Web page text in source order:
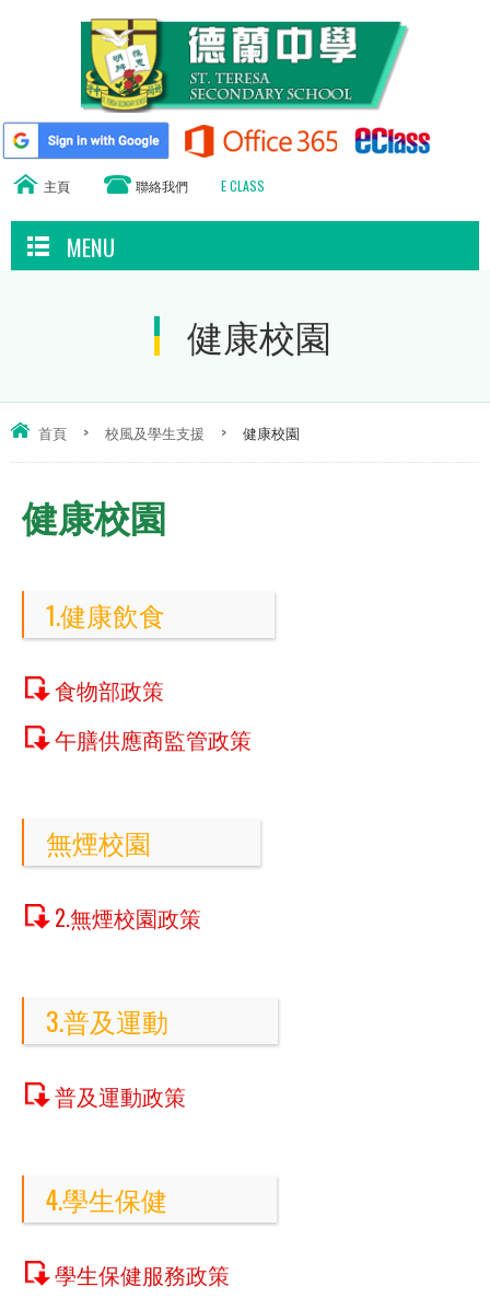
主頁 聯絡我們 E CLASS
MENU
健康校園
首頁 > 校風及學生支援 > 健康校園
健康校園
1.健康飲食
食物部政策
午膳供應商監管政策
無煙校園
2.無煙校園政策
3.普及運動
普及運動政策
4.學生保健
學生保健服務政策